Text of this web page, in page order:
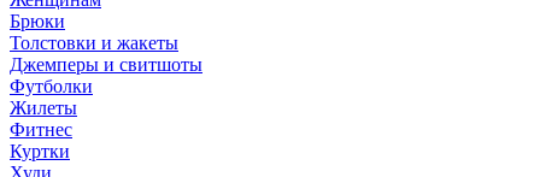
Брюки
Толстовки и жакеты
Джемперы и свитшоты
Футболки
Жилеты
Фитнес
Куртки